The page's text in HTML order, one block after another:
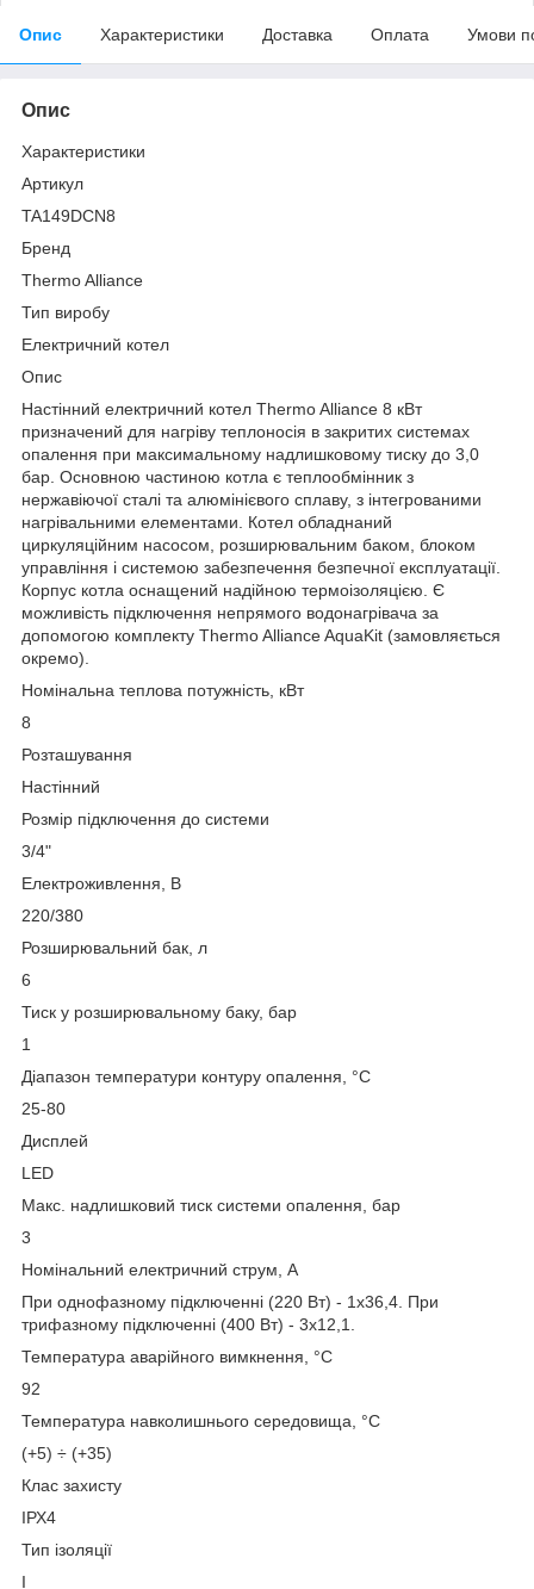
Опис Характеристики Доставка Оплата Умови
Опис
Характеристики
Артикул
TA149DCN8
Бренд
Thermo Alliance
Тип виробу
Електричний котел
Опис
Настінний електричний котел Thermo Alliance 8 кВт
призначений для нагріву теплоносія в закритих системах
опалення при максимальному надлишковому тиску до 3,0
бар. Основною частиною котла є теплообмінник з
нержавіючої сталі та алюмінієвого сплаву, з інтегрованими
нагрівальними елементами. Котел обладнаний
циркуляційним насосом, розширювальним баком, блоком
управління і системою забезпечення безпечної експлуатації.
Корпус котла оснащений надійною термоізоляцією. Є
можливість підключення непрямого водонагрівача за
допомогою комплекту Thermo Alliance AquaKit (замовляється
окремо).
Номінальна теплова потужність, кВт
8
Розташування
Настінний
Розмір підключення до системи
3/4"
Електроживлення, В
220/380
Розширювальний бак, л
6
Тиск у розширювальному баку, бар
1
Діапазон температури контуру опалення, °С
25-80
Дисплей
LED
Макс. надлишковий тиск системи опалення, бар
3
Номінальний електричний струм, А
При однофазному підключенні (220 Вт) - 1х36,4. При
трифазному підключенні (400 Вт) - 3х12,1.
Температура аварійного вимкнення, °С
92
Температура навколишнього середовища, °С
(+5) ÷ (+35)
Клас захисту
ІРХ4
Тип ізоляції
I